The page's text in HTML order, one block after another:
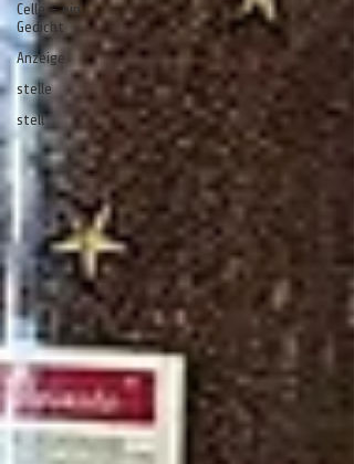
Celle - ein
Gedicht
Anzeige
stelle
stell